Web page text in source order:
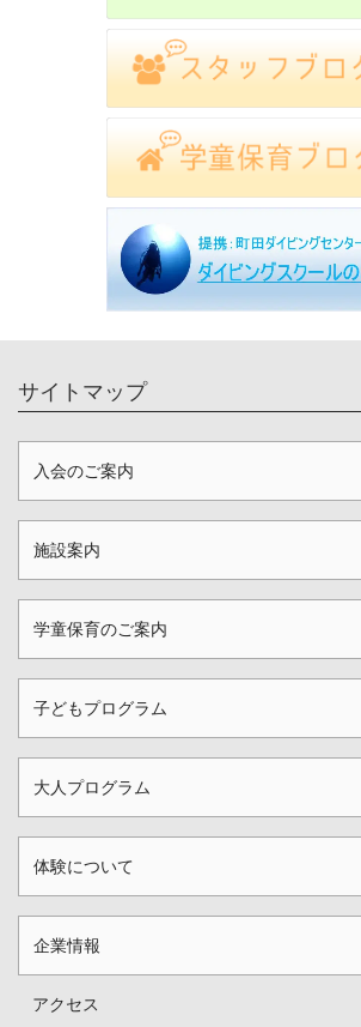
サイトマップ
入会のご案内
施設案内
学童保育のご案内
子どもプログラム
大人プログラム
体験について
企業情報
アクセス